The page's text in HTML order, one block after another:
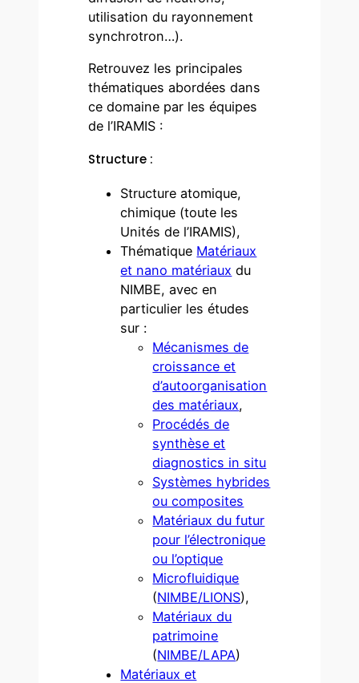
utilisation du rayonnement
synchrotron…).
Retrouvez les principales
thématiques abordées dans
ce domaine par les équipes
de l’IRAMIS :
Structure :
Structure atomique,
chimique (toute les
Unités de l’IRAMIS),
Thématique Matériaux
et nano matériaux du
NIMBE, avec en
particulier les études
sur :
Mécanismes de
croissance et
d’autoorganisation
des matériaux,
Procédés de
synthèse et
diagnostics in situ
Systèmes hybrides
ou composites
Matériaux du futur
pour l’électronique
ou l’optique
Microfluidique
(NIMBE/LIONS),
Matériaux du
patrimoine
(NIMBE/LAPA)
Matériaux et